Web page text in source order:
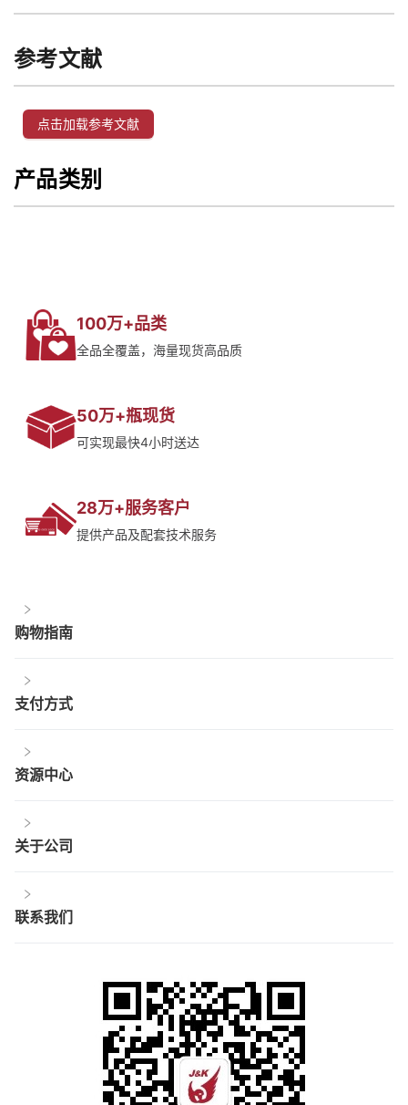
参考文献
点击加载参考文献
产品类别
100万+品类
全品全覆盖，海量现货高品质
50万+瓶现货
可实现最快4小时送达
28万+服务客户
提供产品及配套技术服务
购物指南
支付方式
资源中心
关于公司
联系我们